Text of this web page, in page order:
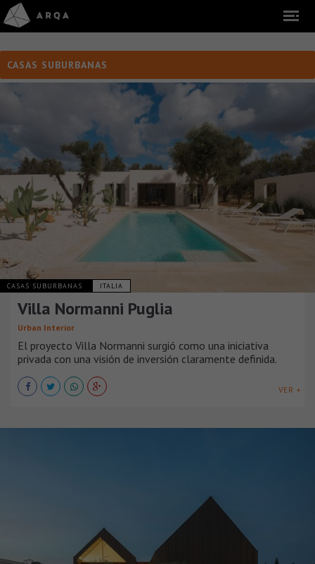
CASAS SUBURBANAS
CASAS SUBURBANAS ITALIA
Villa Normanni Puglia
Urban Interior
El proyecto Villa Normanni surgió como una iniciativa
privada con una visión de inversión claramente definida.
VER +